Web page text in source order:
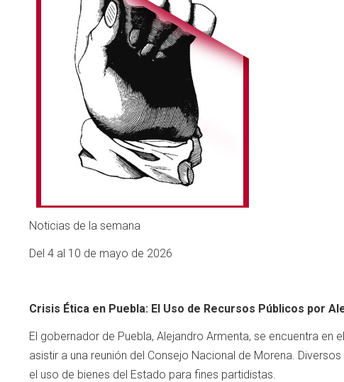
Noticias de la semana
Del 4 al 10 de mayo de 2026
Crisis Ética en Puebla: El Uso de Recursos Públicos por
El gobernador de Puebla, Alejandro Armenta, se encuentra
asistir a una reunión del Consejo Nacional de Morena.
el uso de bienes del Estado para fines partidistas.